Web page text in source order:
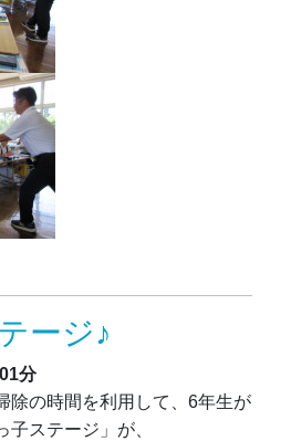
ージ♪
分
の時間を利用して、6年生が
ステージ」が、